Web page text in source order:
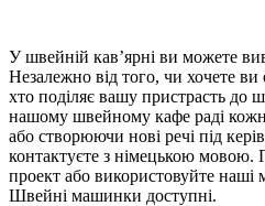
У швейній кав’ярні ви можете
Незалежно від того, чи хочете ви
хто поділяє вашу пристрасть до
нашому швейному кафе раді
або створюючи нові речі під
контактуєте з німецькою мовою.
проект або використовуйте наші
Швейні машинки доступні.